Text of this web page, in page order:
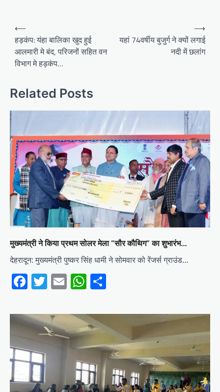
Post
navigation
⟵
हड़कंप: यंहा बालिका खुद हुई
आलमारी मे बंद, परिजनों सहित वन
विभाग मे हड़कंप…
यहां 74वर्षीय बुजुर्ग ने क्यों लगाई
नदी में छलांग
⟶
Related Posts
मुख्यमंत्री ने किया प्रथम सोलर मेला “सौर कौथिग” का शुभारंभ…
देहरादून: मुख्यमंत्री पुष्कर सिंह धामी ने सोमवार को रेंजर्स ग्राउंड…
Facebook
Twitter
EmailWhatsApp